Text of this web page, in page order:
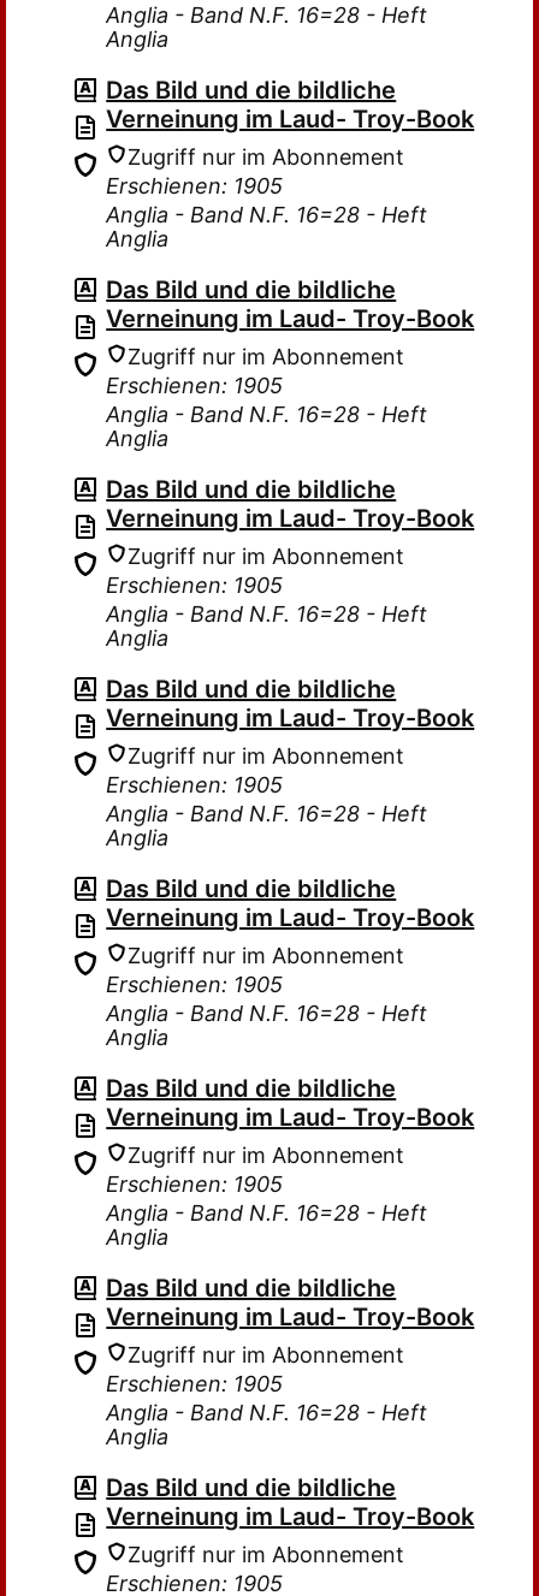
Anglia - Band N.F. 16=28 - Heft
Anglia
Das Bild und die bildliche
Verneinung im Laud- Troy-Book
Zugriff nur im Abonnement
Erschienen: 1905
Anglia - Band N.F. 16=28 - Heft
Anglia
Das Bild und die bildliche
Verneinung im Laud- Troy-Book
Zugriff nur im Abonnement
Erschienen: 1905
Anglia - Band N.F. 16=28 - Heft
Anglia
Das Bild und die bildliche
Verneinung im Laud- Troy-Book
Zugriff nur im Abonnement
Erschienen: 1905
Anglia - Band N.F. 16=28 - Heft
Anglia
Das Bild und die bildliche
Verneinung im Laud- Troy-Book
Zugriff nur im Abonnement
Erschienen: 1905
Anglia - Band N.F. 16=28 - Heft
Anglia
Das Bild und die bildliche
Verneinung im Laud- Troy-Book
Zugriff nur im Abonnement
Erschienen: 1905
Anglia - Band N.F. 16=28 - Heft
Anglia
Das Bild und die bildliche
Verneinung im Laud- Troy-Book
Zugriff nur im Abonnement
Erschienen: 1905
Anglia - Band N.F. 16=28 - Heft
Anglia
Das Bild und die bildliche
Verneinung im Laud- Troy-Book
Zugriff nur im Abonnement
Erschienen: 1905
Anglia - Band N.F. 16=28 - Heft
Anglia
Das Bild und die bildliche
Verneinung im Laud- Troy-Book
Zugriff nur im Abonnement
Erschienen: 1905